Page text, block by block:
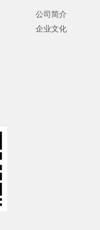
公司简介
企业文化